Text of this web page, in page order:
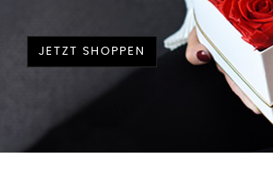
JETZT SHOPPEN